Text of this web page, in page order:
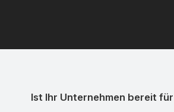
Ist Ihr Unternehmen bereit